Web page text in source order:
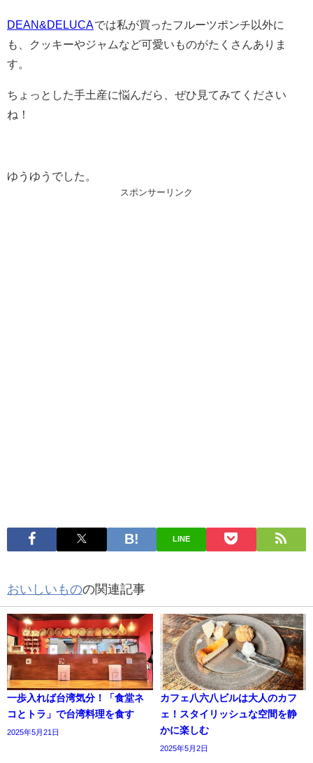
DEAN&DELUCAでは私が買ったフルーツポンチ以外に
も、クッキーやジャムなど可愛いものがたくさんありま
す。
ちょっとした手土産に悩んだら、ぜひ見てみてください
ね！
ゆうゆうでした。
スポンサーリンク
LINE
おいしいものの関連記事
一歩入れば台湾気分！「食堂ネ
コとトラ」で台湾料理を食す
2025年5月21日
カフェ八六八ビルは大人のカフ
ェ！スタイリッシュな空間を静
かに楽しむ
2025年5月2日